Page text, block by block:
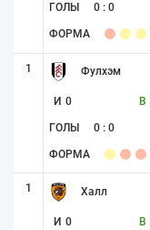
ГОЛЫ 0 : 0
ФОРМА
1 Фулхэм
И 0 В
ГОЛЫ 0 : 0
ФОРМА
1 Халл
И 0 В